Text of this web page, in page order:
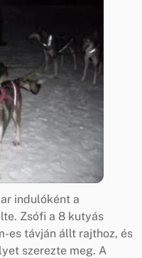
indulóként a
Zsófi a 8 kutyás
es távján állt rajthoz, és
szerezte meg. A